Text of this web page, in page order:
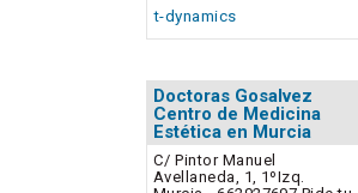
t-dynamics
Doctoras Gosalvez
Centro de Medicina
Estética en Murcia
C/ Pintor Manuel
Avellaneda, 1, 1ºIzq.